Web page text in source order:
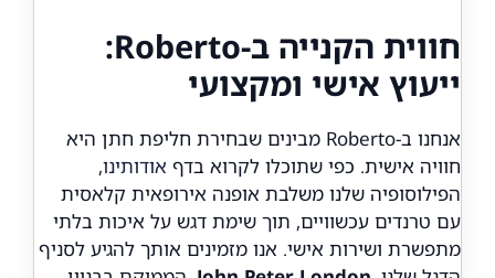
חווית הקנייה ב-Roberto:
ייעוץ אישי ומקצועי
אנחנו ב-Roberto מבינים שבחירת חליפת חתן היא
חוויה אישית. כפי שתוכלו לקרוא בדף אודותינו,
הפילוסופיה שלנו משלבת אופנה אירופאית קלאסית
עם טרנדים עכשוויים, תוך שימת דגש על איכות בלתי
מתפשרת ושירות אישי. אנו מזמינים אותך להגיע לסניף